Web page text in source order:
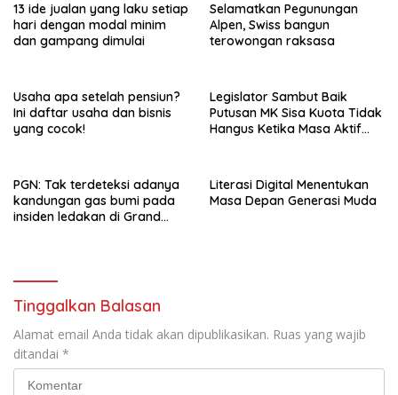
13 ide jualan yang laku setiap
hari dengan modal minim
dan gampang dimulai
Selamatkan Pegunungan
Alpen, Swiss bangun
terowongan raksasa
Usaha apa setelah pensiun?
Ini daftar usaha dan bisnis
yang cocok!
Legislator Sambut Baik
Putusan MK Sisa Kuota Tidak
Hangus Ketika Masa Aktif
PGN: Tak terdeteksi adanya
kandungan gas bumi pada
insiden ledakan di Grand
Literasi Digital Menentukan
Masa Depan Generasi Muda
Tinggalkan Balasan
Alamat email Anda tidak akan dipublikasikan. Ruas yang wajib
ditandai *